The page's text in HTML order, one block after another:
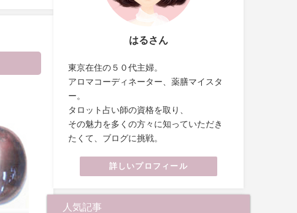
はるさん
東京在住の５０代主婦。
アロマコーディネーター、薬膳マイスタ
ー。
タロット占い師の資格を取り、
その魅力を多くの方々に知っていただき
たくて、ブログに挑戦。
詳しいプロフィール
人気記事